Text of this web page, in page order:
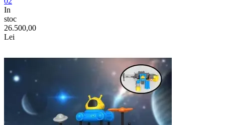
In
stoc
26.500,00
Lei